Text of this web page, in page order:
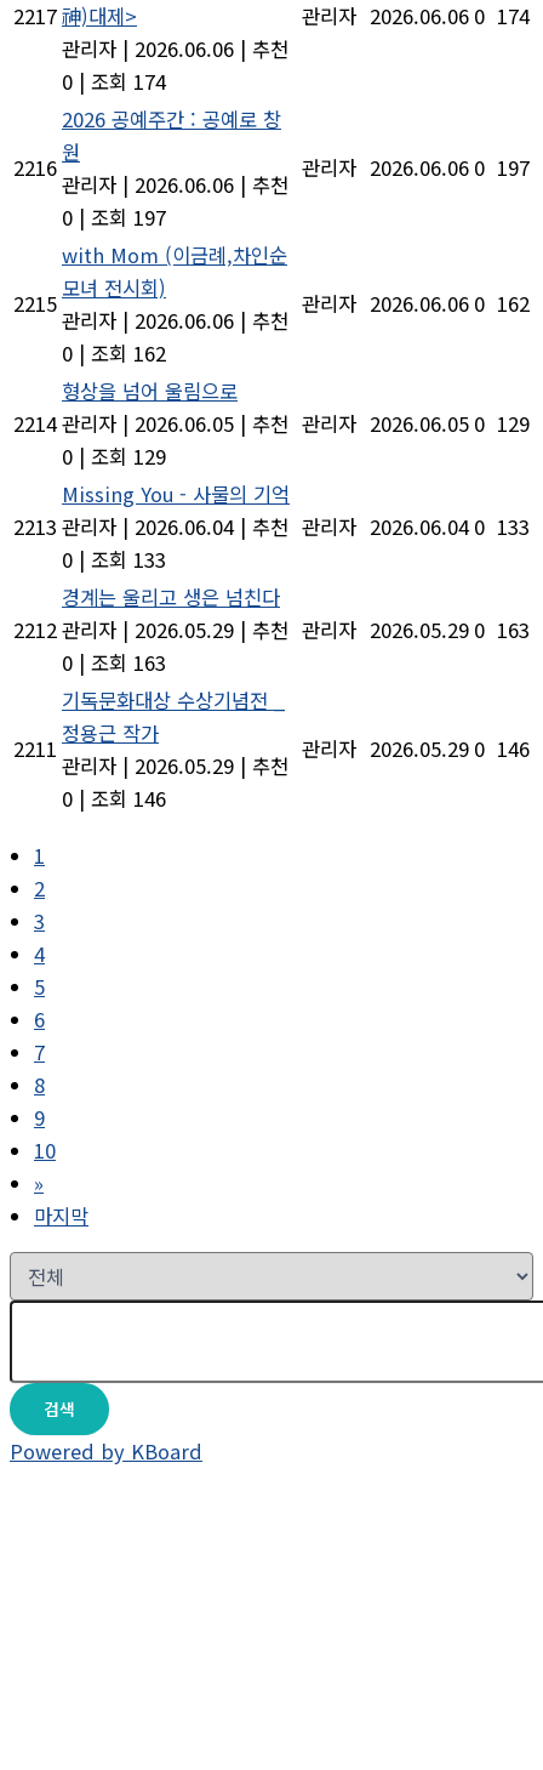
2217神)대제>
관리자 | 2026.06.06 | 추천
0 | 조회 174
관리자 2026.06.06 0 174
2216
2026 공예주간 : 공예로 창
원
관리자 | 2026.06.06 | 추천
0 | 조회 197
관리자 2026.06.06 0 197
2215
with Mom (이금례,차인순
모녀 전시회)
관리자 | 2026.06.06 | 추천
0 | 조회 162
관리자 2026.06.06 0 162
2214
형상을 넘어 울림으로
관리자 | 2026.06.05 | 추천
0 | 조회 129
관리자 2026.06.05 0 129
2213
Missing You - 사물의 기억
관리자 | 2026.06.04 | 추천
0 | 조회 133
관리자 2026.06.04 0 133
2212
경계는 울리고 생은 넘친다
관리자 | 2026.05.29 | 추천
0 | 조회 163
관리자 2026.05.29 0 163
2211
기독문화대상 수상기념전 _
정용근 작가
관리자 | 2026.05.29 | 추천
0 | 조회 146
관리자 2026.05.29 0 146
1
2
3
4
5
6
7
8
9
10
»
마지막
검색
Powered by KBoard